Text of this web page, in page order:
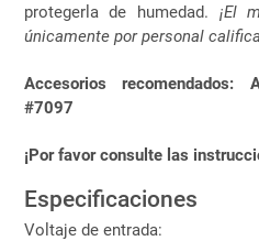
protegerla de humedad. ¡El
únicamente por personal
Accesorios recomendados:
#7097
¡Por favor consulte las
Especificaciones
Voltaje de entrada: